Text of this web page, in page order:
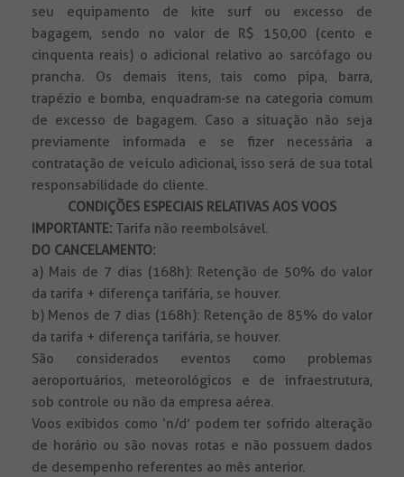
seu equipamento de kite surf ou excesso de
bagagem, sendo no valor de R$ 150,00 (cento e
cinquenta reais) o adicional relativo ao sarcófago ou
prancha. Os demais itens, tais como pipa, barra,
trapézio e bomba, enquadram-se na categoria comum
de excesso de bagagem. Caso a situação não seja
previamente informada e se fizer necessária a
contratação de veículo adicional, isso será de sua total
responsabilidade do cliente.
CONDIÇÕES ESPECIAIS RELATIVAS AOS VOOS
IMPORTANTE: Tarifa não reembolsável.
DO CANCELAMENTO:
a) Mais de 7 dias (168h): Retenção de 50% do valor
da tarifa + diferença tarifária, se houver.
b) Menos de 7 dias (168h): Retenção de 85% do valor
da tarifa + diferença tarifária, se houver.
São considerados eventos como problemas
aeroportuários, meteorológicos e de infraestrutura,
sob controle ou não da empresa aérea.
Voos exibidos como ‘n/d’ podem ter sofrido alteração
de horário ou são novas rotas e não possuem dados
de desempenho referentes ao mês anterior.